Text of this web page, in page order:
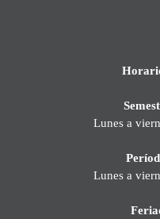
Lunes a
Lunes a